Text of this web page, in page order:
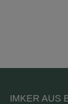
IMKER AUS